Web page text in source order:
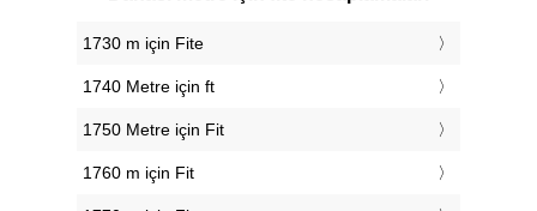
1730 m için Fite
1740 Metre için ft
1750 Metre için Fit
1760 m için Fit